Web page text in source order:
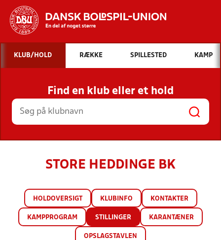
Hvad vil du søge efter?
INDHOLD OG NYHEDER
STILLINGER, RESULTATER, KLUBBER OG
HOLD
KLUB/HOLD RÆKKE SPILLESTED KAMP
Find en klub eller et hold
STORE HEDDINGE BK
HOLDOVERSIGT KLUBINFO KONTAKTER
KAMPPROGRAM STILLINGER KARANTÆNER
OPSLAGSTAVLEN